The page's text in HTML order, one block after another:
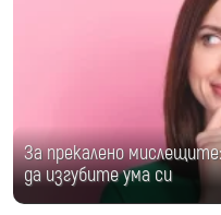
За прекалено
да изгубите ума си